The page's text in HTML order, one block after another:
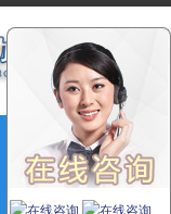
辅材
压力温度液位